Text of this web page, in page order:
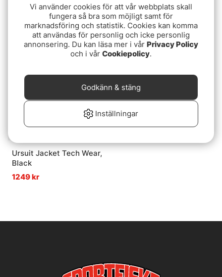
Patagonia M's R1
TechFace Fitz Roy Trout
Hoody SMTB
2399 kr
6th Sense 1/2 Zip
Pullover
549 kr
Ursuit Jacket Tech Wear,
Black
1249 kr
Vi använder cookies för att vår webbplats skall
fungera så bra som möjligt samt för
marknadsföring och statistik. Cookies kan komma
att användas för personlig och icke personlig
annonsering. Du kan läsa mer i vår Privacy Policy
och i vår Cookiepolicy.
Inställningar
Godkänn & stäng